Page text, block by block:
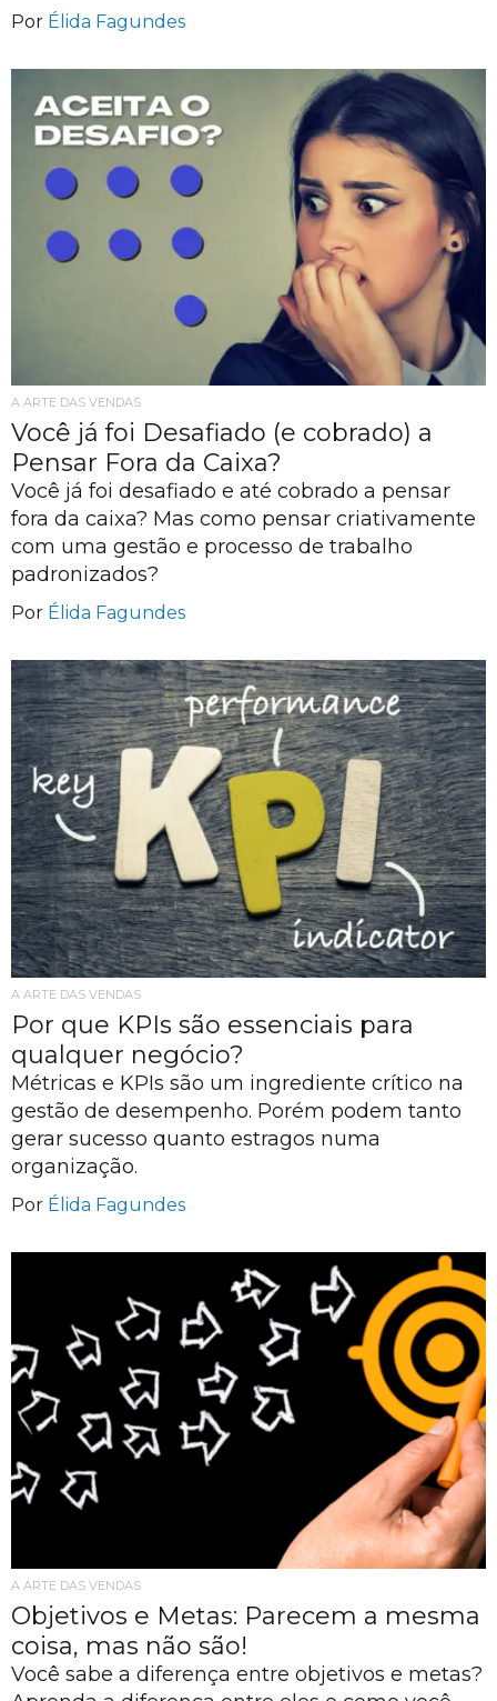
Por Élida Fagundes
A ARTE DAS VENDAS
Você já foi Desafiado (e cobrado) a
Pensar Fora da Caixa?
Você já foi desafiado e até cobrado a pensar
fora da caixa? Mas como pensar criativamente
com uma gestão e processo de trabalho
padronizados?
Por Élida Fagundes
A ARTE DAS VENDAS
Por que KPIs são essenciais para
qualquer negócio?
Métricas e KPIs são um ingrediente crítico na
gestão de desempenho. Porém podem tanto
gerar sucesso quanto estragos numa
organização.
Por Élida Fagundes
A ARTE DAS VENDAS
Objetivos e Metas: Parecem a mesma
coisa, mas não são!
Você sabe a diferença entre objetivos e metas?